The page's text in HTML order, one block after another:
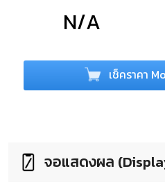
N/A
เช็คราคา
จอแสดงผล